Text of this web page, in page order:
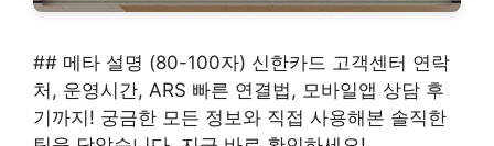
## 메타 설명 (80-100자) 신한카드 고객센터 연락
처, 운영시간, ARS 빠른 연결법, 모바일앱 상담 후
기까지! 궁금한 모든 정보와 직접 사용해본 솔직한